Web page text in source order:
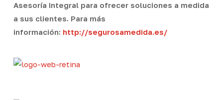
Asesoría Integral para ofrecer soluciones a medida
a sus clientes. Para más
información: http://segurosamedida.es/